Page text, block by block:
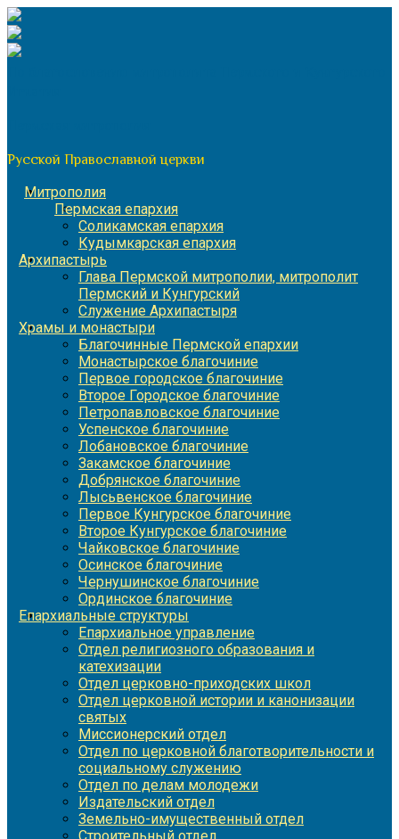
Перейти
к
содержимому
Русской Православной церкви
Митрополия
Пермская епархия
Соликамская епархия
Кудымкарская епархия
Архипастырь
Глава Пермской митрополии, митрополит
Пермский и Кунгурский
Служение Архипастыря
Храмы и монастыри
Благочинные Пермской епархии
Монастырское благочиние
Первое городское благочиние
Второе Городское благочиние
Петропавловское благочиние
Успенское благочиние
Лобановское благочиние
Закамское благочиние
Добрянское благочиние
Лысьвенское благочиние
Первое Кунгурское благочиние
Второе Кунгурское благочиние
Чайковское благочиние
Осинское благочиние
Чернушинское благочиние
Ординское благочиние
Епархиальные структуры
Епархиальное управление
Отдел религиозного образования и
катехизации
Отдел церковно-приходских школ
Отдел церковной истории и канонизации
святых
Миссионерский отдел
Отдел по церковной благотворительности и
социальному служению
Отдел по делам молодежи
Издательский отдел
Земельно-имущественный отдел